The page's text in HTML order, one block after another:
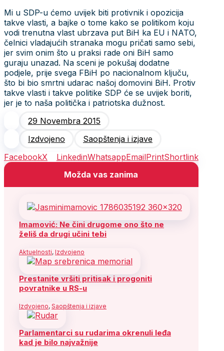
Mi u SDP-u ćemo uvijek biti protivnik i opozicija
takve vlasti, a bajke o tome kako se politikom koju
vodi trenutna vlast ubrzava put BiH ka EU i NATO,
čelnici vladajućih stranaka mogu pričati samo sebi,
jer svim onim što u praksi rade oni BiH samo
guraju unazad. Na sceni je pokušaj dodatne
podjele, prije svega FBiH po nacionalnom ključu,
što bi bio smrtni udarac našoj domovini BiH. Protiv
takve vlasti i takve politike SDP će se uvijek boriti,
jer je to naša politička i patriotska dužnost.
29 Novembra 2015
Izdvojeno
Saopštenja i izjave
FacebookX LinkedinWhatsappEmailPrintShortlink
Možda vas zanima
Imamović: Ne čini drugome ono što ne
želiš da drugi učini tebi
Aktuelnosti, Izdvojeno
Prestanite vršiti pritisak i progoniti
povratnike u RS-u
Izdvojeno, Saopštenja i izjave
Parlamentarci su rudarima okrenuli leđa
kad je bilo najvažnije